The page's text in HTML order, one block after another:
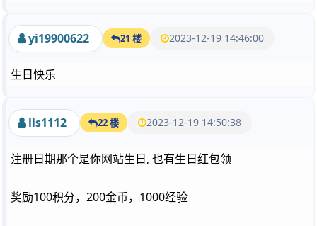
yi19900622 21 楼 2023-12-19 14:46:00
生日快乐
lls1112 22 楼 2023-12-19 14:50:38
注册日期那个是你网站生日, 也有生日红包领
奖励100积分，200金币，1000经验